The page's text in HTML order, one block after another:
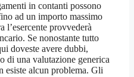
in contanti possono
ad un importo massimo
l’esercente provvederà
Se nonostante tutto
doveste avere dubbi,
di una valutazione generica
esiste alcun problema. Gli